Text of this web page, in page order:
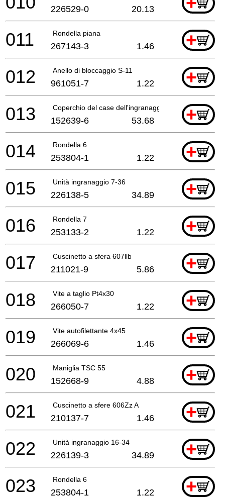
226529-0 20.13
Rondella piana +
011 267143-3 1.46
Anello di bloccaggio S-11 +
012 961051-7 1.22
Coperchio del case dell'ingranaggio Dp4003
+
013 152639-6 53.68
Rondella 6 +
014 253804-1 1.22
Unità ingranaggio 7-36 +
015 226138-5 34.89
Rondella 7 +
016 253133-2 1.22
Cuscinetto a sfera 607llb +
017 211021-9 5.86
Vite a taglio Pt4x30 +
018 266050-7 1.22
Vite autofilettante 4x45 +
019 266069-6 1.46
Maniglia TSC 55 +
020 152668-9 4.88
Cuscinetto a sfere 606Zz A +
021 210137-7 1.46
Unità ingranaggio 16-34 +
022 226139-3 34.89
Rondella 6 +
023 253804-1 1.22